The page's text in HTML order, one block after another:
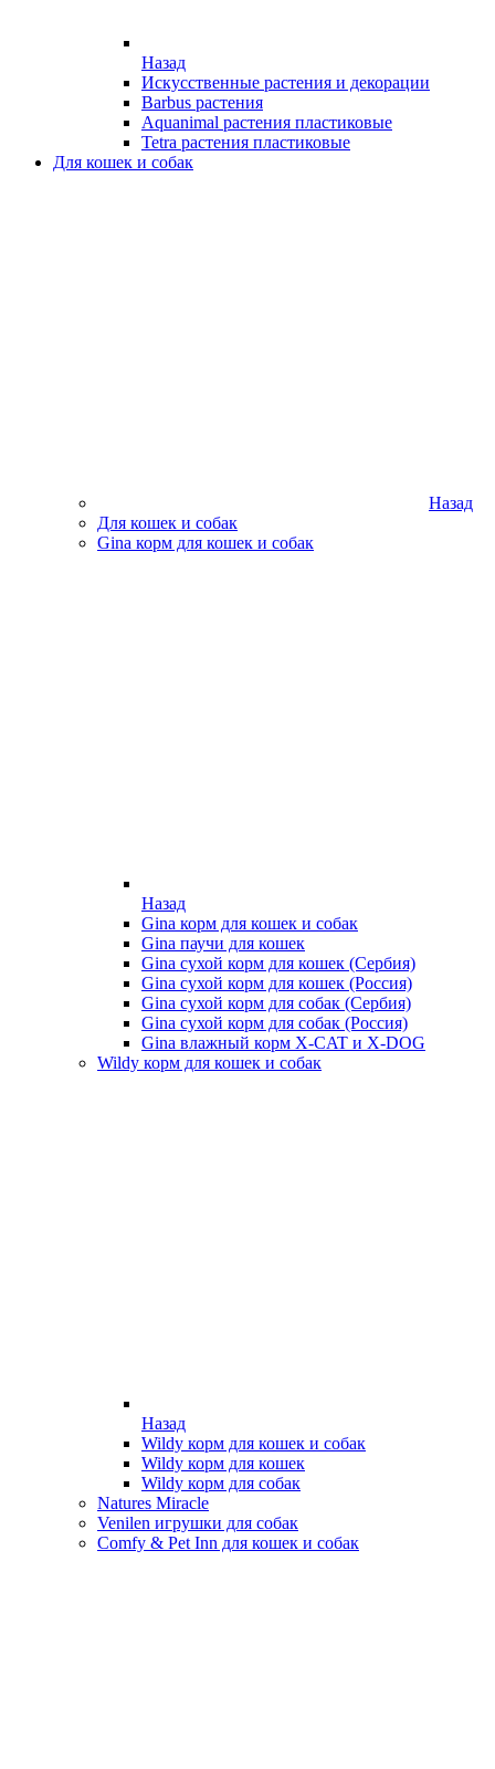
Назад
Искусственные растения и декорации
Barbus растения
Aquanimal растения пластиковые
Tetra растения пластиковые
Для кошек и собак
Назад
Для кошек и собак
Gina корм для кошек и собак
Назад
Gina корм для кошек и собак
Gina паучи для кошек
Gina сухой корм для кошек (Сербия)
Gina сухой корм для кошек (Россия)
Gina сухой корм для собак (Сербия)
Gina сухой корм для собак (Россия)
Gina влажный корм X-CAT и X-DOG
Wildy корм для кошек и собак
Назад
Wildy корм для кошек и собак
Wildy корм для кошек
Wildy корм для собак
Natures Miracle
Venilen игрушки для собак
Comfy & Pet Inn для кошек и собак